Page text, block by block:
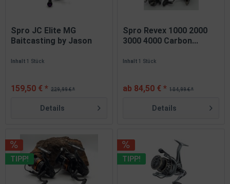
Spro JC Elite MG
Baitcasting by Jason
Inhalt1 Stück
229,99 € *
159,50 € *
Details
Spro Revex 1000 2000
3000 4000 Carbon...
Inhalt1 Stück
104,99 € *
ab 84,50 € *
Details
TIPP! TIPP!